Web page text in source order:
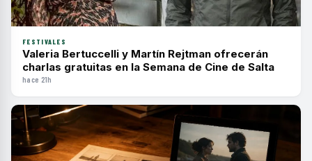
FESTIVALES
Valeria Bertuccelli y Martín Rejtman ofrecerán
charlas gratuitas en la Semana de Cine de Salta
hace 21h